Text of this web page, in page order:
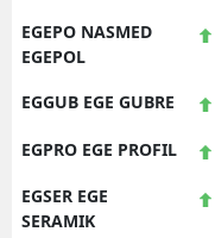
EGEPO NASMED
EGEPOL
EGGUB EGE GUBRE
EGPRO EGE PROFIL
EGSER EGE
SERAMIK